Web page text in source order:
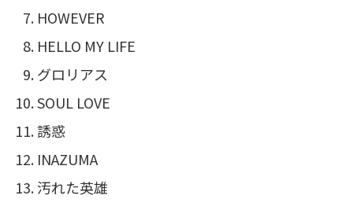
HOWEVER
HELLO MY LIFE
グロリアス
SOUL LOVE
誘惑
INAZUMA
汚れた英雄